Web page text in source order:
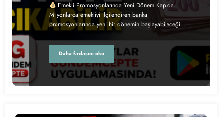
Emekli Promosyonlarında Yeni Dönem Kapıda
Milyonlarca emekliyi ilgilendiren banka
promosyonlarında yeni bir dönemin başlayabileceği…
Daha fazlasını oku